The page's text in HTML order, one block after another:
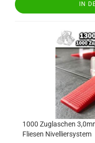
IN
1000 Zuglaschen
Fliesen Nivelliersystem